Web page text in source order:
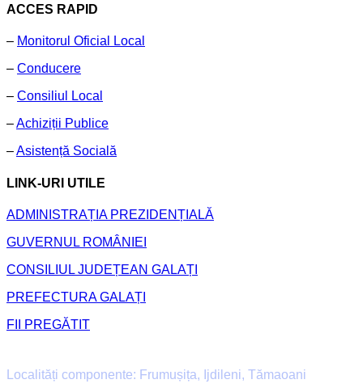
ACCES RAPID
– Monitorul Oficial Local
– Conducere
– Consiliul Local
–Achiziții Publice
–Asistență Socială
LINK-URI UTILE
ADMINISTRAȚIA PREZIDENȚIALĂ
GUVERNUL ROMÂNIEI
CONSILIUL JUDEȚEAN GALAȚI
PREFECTURA GALAȚI
FII PREGĂTIT
Localități componente: Frumușița, Ijdileni, Tămaoani